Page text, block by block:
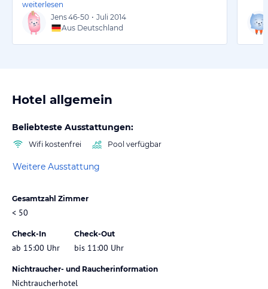
weiterlesen
Jens46-50 • Juli 2014
Aus Deutschland
Hotel allgemein
Beliebteste Ausstattungen:
Wifi kostenfrei Pool verfügbar
Weitere Ausstattung
Gesamtzahl Zimmer
< 50
Check-In
ab 15:00 Uhr
Check-Out
bis 11:00 Uhr
Nichtraucher- und Raucherinformation
Nichtraucherhotel